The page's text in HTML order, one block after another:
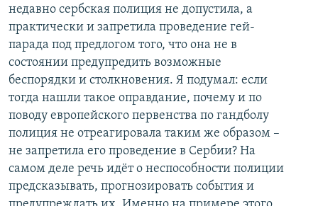
недавно сербская полиция не допустила, а
практически и запретила проведение гей-
парада под предлогом того, что она не в
состоянии предупредить возможные
беспорядки и столкновения. Я подумал: если
тогда нашли такое оправдание, почему и по
поводу европейского первенства по гандболу
полиция не отреагировала таким же образом –
не запретила его проведение в Сербии? На
самом деле речь идёт о неспособности полиции
предсказывать, прогнозировать события и